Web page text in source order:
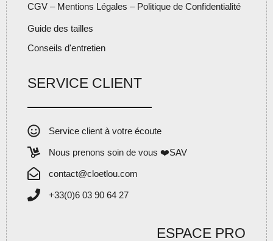
CGV – Mentions Légales – Politique de Confidentialité
Guide des tailles
Conseils d'entretien
SERVICE CLIENT
Service client à votre écoute
Nous prenons soin de vous ❤️SAV
contact@cloetlou.com
+33(0)6 03 90 64 27
ESPACE PRO